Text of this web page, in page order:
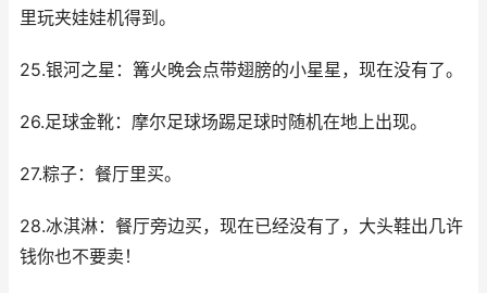
里玩夹娃娃机得到。
25.银河之星：篝火晚会点带翅膀的小星星，现在没有了。
26.足球金靴：摩尔足球场踢足球时随机在地上出现。
27.粽子：餐厅里买。
28.冰淇淋：餐厅旁边买，现在已经没有了，大头鞋出几许
钱你也不要卖！